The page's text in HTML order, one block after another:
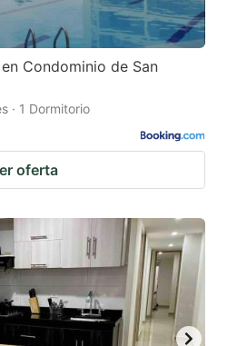
Condominio de San
· 1 Dormitorio
oferta